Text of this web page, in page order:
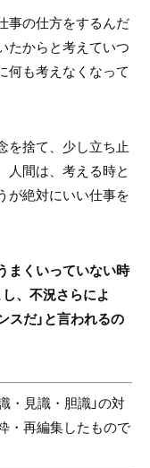
事の仕方をするんだ
たからと考えていつ
何も考えなくなって
を捨て、少し立ち止
人間は、考える時と
が絶対にいい仕事を
まくいっていない時
、不況さらによ
スだ」と言われるの
・見識・胆識」の対
・再編集したもので